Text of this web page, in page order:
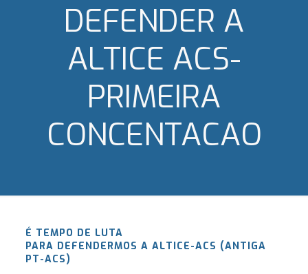
DEFENDER A
ALTICE ACS-
PRIMEIRA
CONCENTACAO
É TEMPO DE LUTA
PARA DEFENDERMOS A ALTICE-ACS (ANTIGA
PT-ACS)